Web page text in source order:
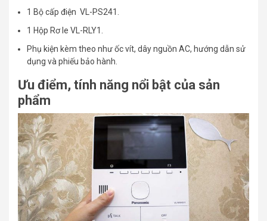
1 Bộ cấp điện VL-PS241.
1 Hộp Rơ le VL-RLY1.
Phụ kiện kèm theo như ốc vít, dây nguồn AC, hướng dẫn sử
dụng và phiếu bảo hành.
Ưu điểm, tính năng nổi bật của sản
phẩm